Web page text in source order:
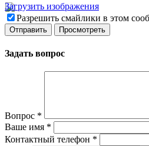
Загрузить изображения
Разрешить смайлики в этом
Задать вопрос
Вопрос *
Ваше имя *
Контактный телефон *